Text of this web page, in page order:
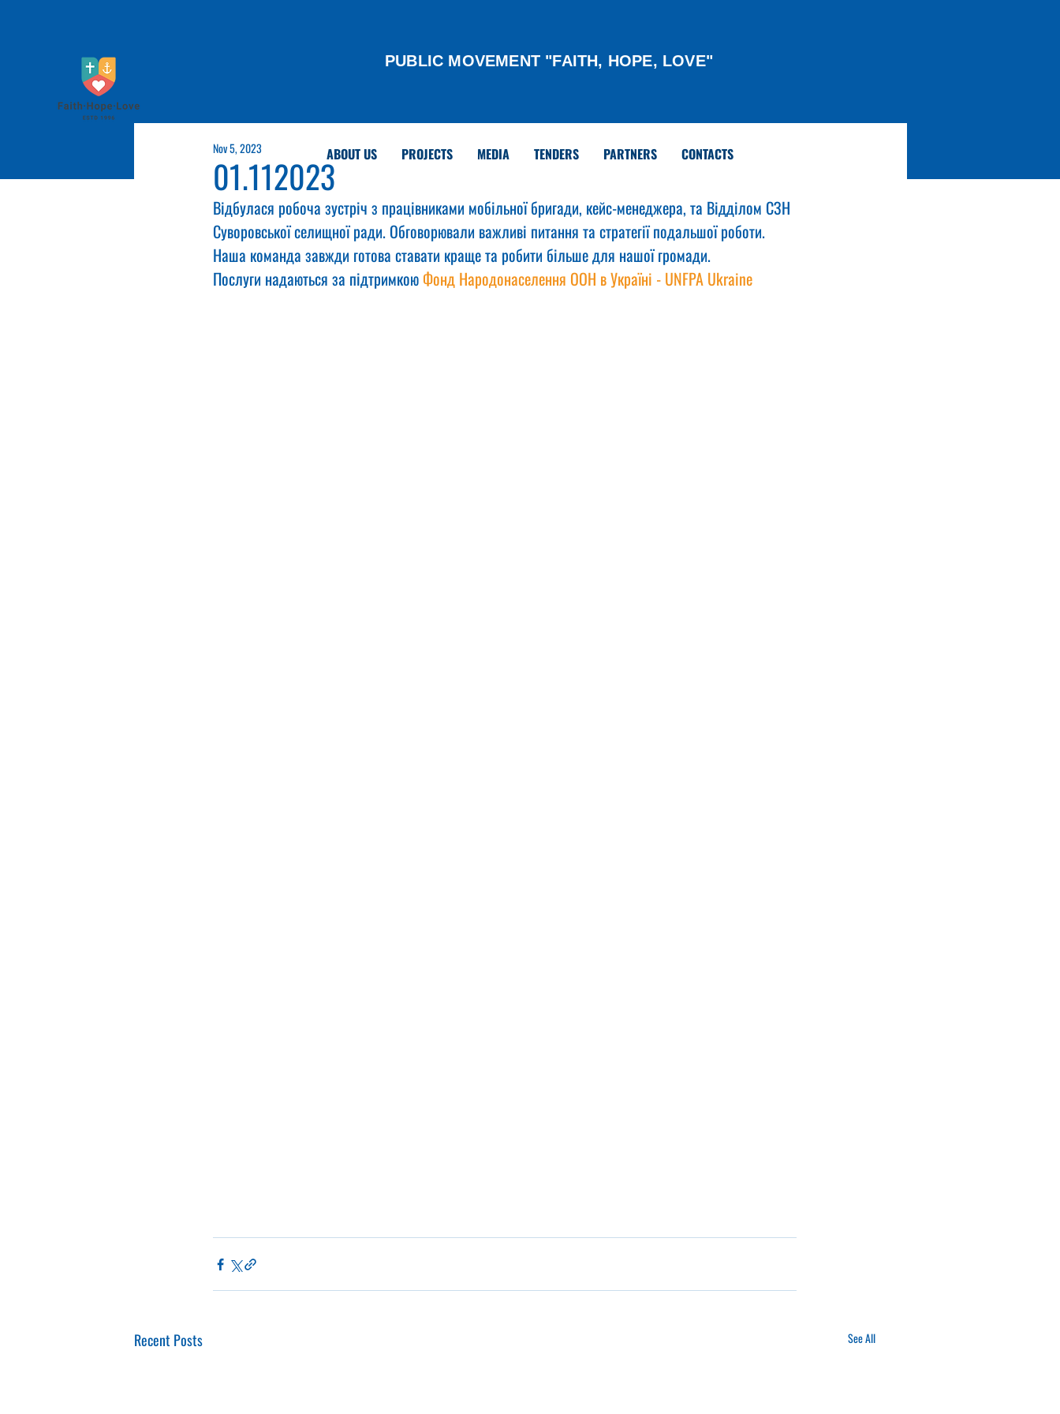
PUBLIC MOVEMENT "FAITH, HOPE, LOVE"
ABOUT US PROJECTS MEDIA TENDERS PARTNERS CONTACTS
01.112023
Nov 5, 2023
Відбулася робоча зустріч з працівниками мобільної бригади, кейс-менеджера, та Відділом СЗН
Суворовської селищної ради. Обговорювали важливі питання та стратегії подальшої роботи.
Наша команда завжди готова ставати краще та робити більше для нашої громади.
Послуги надаються за підтримкою Фонд Народонаселення ООН в Україні - UNFPA Ukraine
Recent Posts See All